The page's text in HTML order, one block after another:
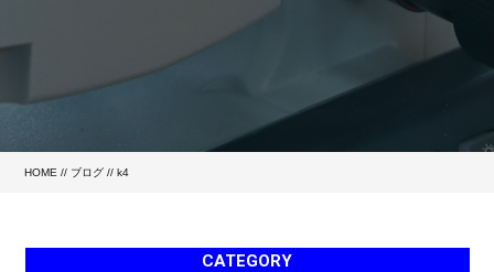
HOME // ブログ // k4
CATEGORY